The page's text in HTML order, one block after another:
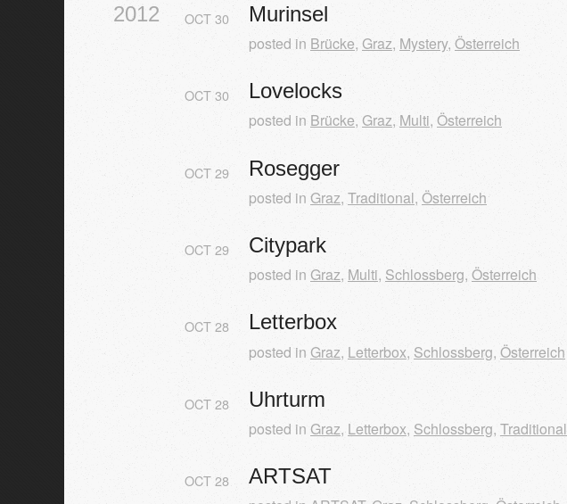
2012 Murinsel
OCT30
posted in Brücke, Graz, Mystery, Österreich
Lovelocks
OCT30
posted in Brücke, Graz, Multi, Österreich
Rosegger
OCT 29
posted in Graz, Traditional, Österreich
Citypark
OCT 29
posted in Graz, Multi, Schlossberg, Österreich
Letterbox
OCT28
posted in Graz, Letterbox, Schlossberg, Österreich
Uhrturm
OCT 28
posted in Graz,Letterbox, Schlossberg, Traditional
ARTSAT
OCT 28